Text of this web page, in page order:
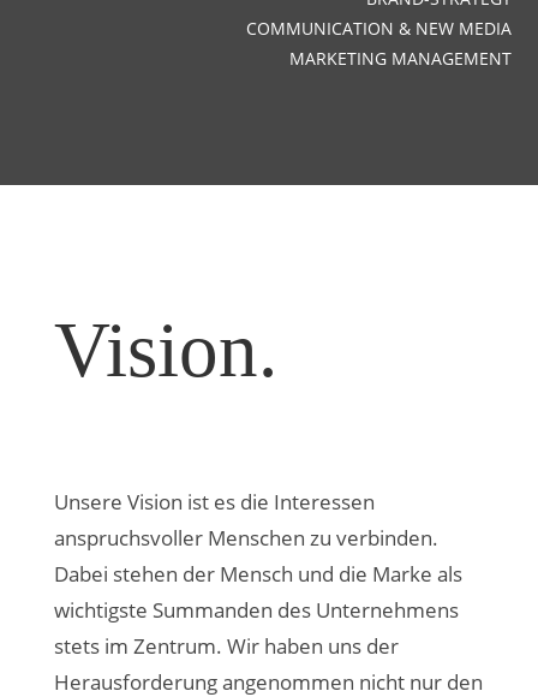
COMMUNICATION & NEW MEDIA
MARKETING MANAGEMENT
Vision.
Unsere Vision ist es die Interessen
anspruchsvoller Menschen zu verbinden.
Dabei stehen der Mensch und die Marke als
wichtigste Summanden des Unternehmens
stets im Zentrum. Wir haben uns der
Herausforderung angenommen nicht nur den